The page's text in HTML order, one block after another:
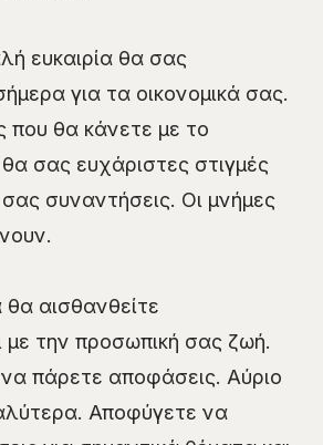
ευκαιρία θα σας
για τα οικονομικά σας.
που θα κάνετε με το
σας ευχάριστες στιγμές
συναντήσεις. Οι μνήμες
θα αισθανθείτε
με την προσωπική σας ζωή.
πάρετε αποφάσεις. Αύριο
Αποφύγετε να